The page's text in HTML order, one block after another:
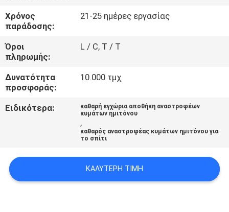
ΕΙΔΉΣΕΙΣ
ΖΗΤΉΣΤΕ
ΜΙΑ
ΠΡΟΣΦΟΡΆ
ΠΟΛΙΤΙΚΉ
ΜΥΣΤΙΚΌΤΗΤΑΣ
Χρόνος
παράδοσης:
21-25 ημέρες εργασίας
Όροι
πληρωμής:
L / C, T / T
Δυνατότητα
προσφοράς:
10.000 τμχ
Ειδικότερα:
καθαρή εγχώρια αποθήκη αναστροφέων
κυμάτων ημιτόνου
,
καθαρός αναστροφέας κυμάτων ημιτόνου για
το σπίτι
ΚΑΛΎΤΕΡΗ ΤΙΜΉ